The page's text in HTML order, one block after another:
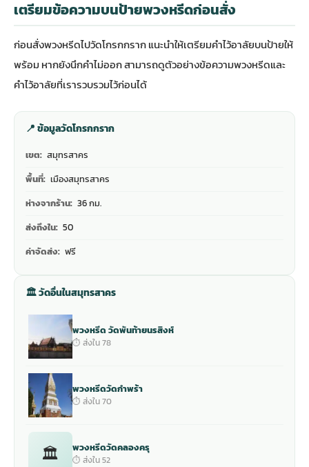
เตรียมข้อความบนป้ายพวงหรีดก่อนสั่ง
ก่อนสั่งพวงหรีดไปวัดโกรกกราก แนะนำให้เตรียมคำไว้อาลัยบนป้ายให้
พร้อม หากยังนึกคำไม่ออก สามารถดูตัวอย่างข้อความพวงหรีดและ
คำไว้อาลัยที่เรารวบรวมไว้ก่อนได้
📍 ข้อมูลวัดโกรกกราก
เขต: สมุทรสาคร
พื้นที่: เมืองสมุทรสาคร
ห่างจากร้าน: 36 กม.
ส่งถึงใน: 50
ค่าจัดส่ง: ฟรี
🏛 วัดอื่นในสมุทรสาคร
พวงหรีด วัดพันท้ายนรสิงห์
⏱ ส่งใน 78
พวงหรีดวัดกำพร้า
⏱ ส่งใน 70
🏛 พวงหรีดวัดคลองครุ
⏱ ส่งใน 52